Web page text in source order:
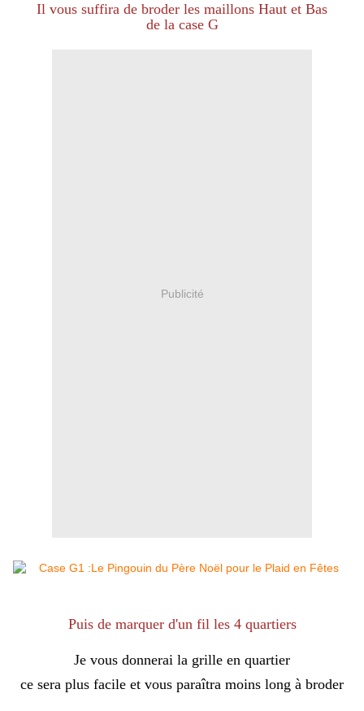
Il vous suffira de broder les maillons Haut et Bas
de la case G
Publicité
Puis de marquer d'un fil les 4 quartiers
Je vous donnerai la grille en quartier
ce sera plus facile et vous paraîtra moins long à broder